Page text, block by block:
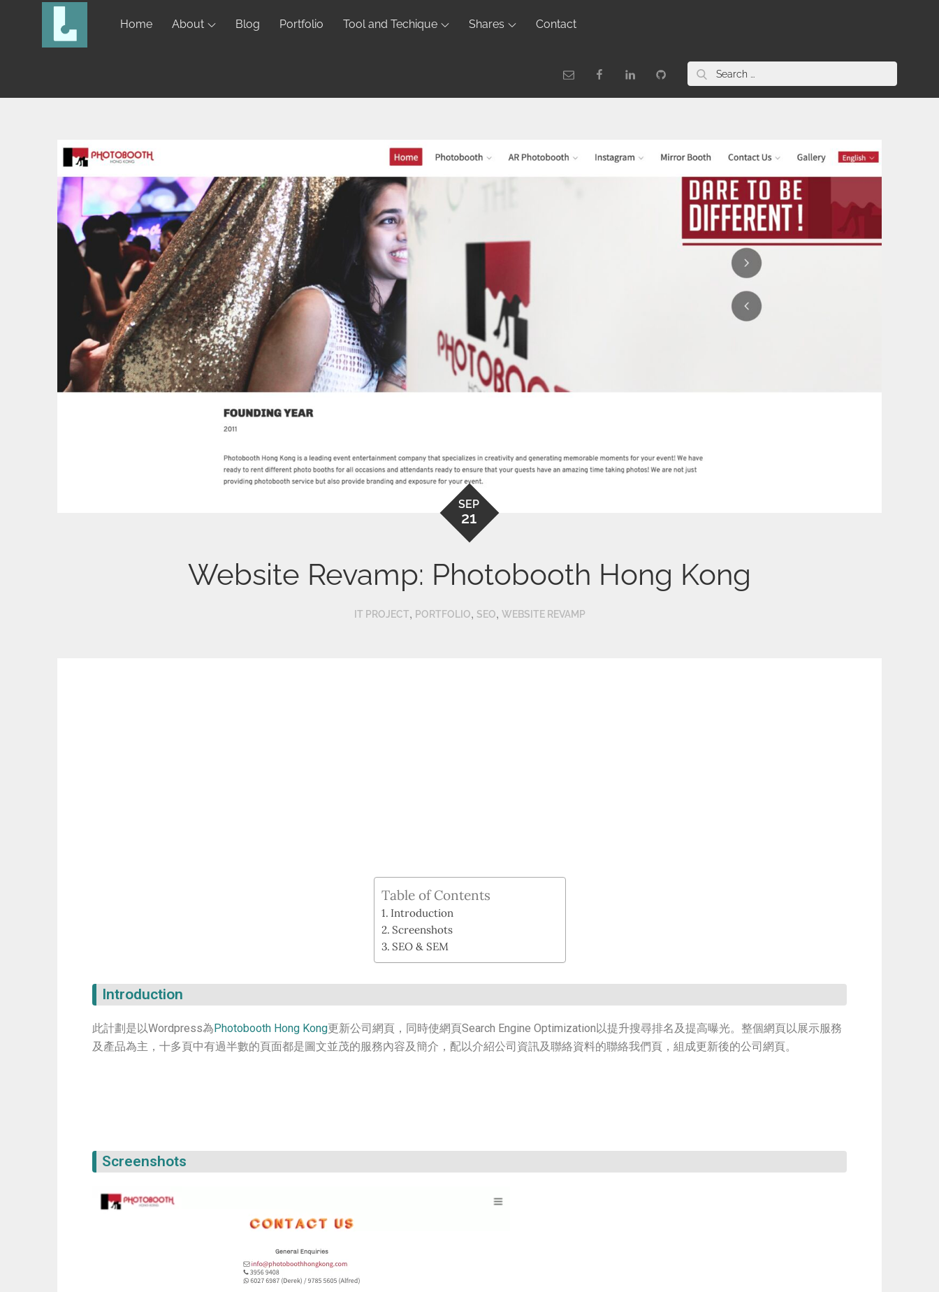
Home About Blog Portfolio Tool and Techique Shares Contact
SEP
21
Website Revamp: Photobooth Hong Kong
IT PROJECT, PORTFOLIO, SEO, WEBSITE REVAMP
Table of Contents
Introduction
Screenshots
SEO & SEM
Introduction
此計劃是以Wordpress為Photobooth Hong Kong更新公司網頁，同時使網頁Search Engine Optimization以提升搜尋排名及提高曝光。整個網頁以展示服務
及產品為主，十多頁中有過半數的頁面都是圖文並茂的服務內容及簡介，配以介紹公司資訊及聯絡資料的聯絡我們頁，組成更新後的公司網頁。
Screenshots